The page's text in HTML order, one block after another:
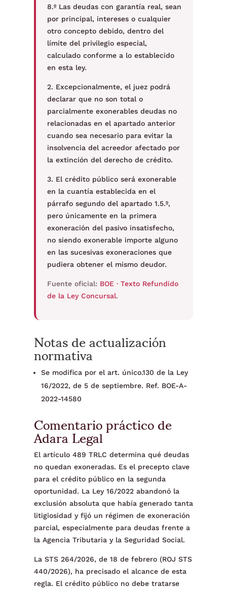
8.º Las deudas con garantía real, sean
por principal, intereses o cualquier
otro concepto debido, dentro del
límite del privilegio especial,
calculado conforme a lo establecido
en esta ley.
2. Excepcionalmente, el juez podrá
declarar que no son total o
parcialmente exonerables deudas no
relacionadas en el apartado anterior
cuando sea necesario para evitar la
insolvencia del acreedor afectado por
la extinción del derecho de crédito.
3. El crédito público será exonerable
en la cuantía establecida en el
párrafo segundo del apartado 1.5.º,
pero únicamente en la primera
exoneración del pasivo insatisfecho,
no siendo exonerable importe alguno
en las sucesivas exoneraciones que
pudiera obtener el mismo deudor.
Fuente oficial: BOE · Texto Refundido
de la Ley Concursal.
Notas de actualización
normativa
Se modifica por el art. único.130 de la Ley
16/2022, de 5 de septiembre. Ref. BOE-A-
2022-14580
Comentario práctico de
Adara Legal
El artículo 489 TRLC determina qué deudas
no quedan exoneradas. Es el precepto clave
para el crédito público en la segunda
oportunidad. La Ley 16/2022 abandonó la
exclusión absoluta que había generado tanta
litigiosidad y fijó un régimen de exoneración
parcial, especialmente para deudas frente a
la Agencia Tributaria y la Seguridad Social.
La STS 264/2026, de 18 de febrero (ROJ STS
440/2026), ha precisado el alcance de esta
regla. El crédito público no debe tratarse